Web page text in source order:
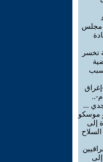
مجلس
تخسر
إغراق
..
...
موسكو
إلى